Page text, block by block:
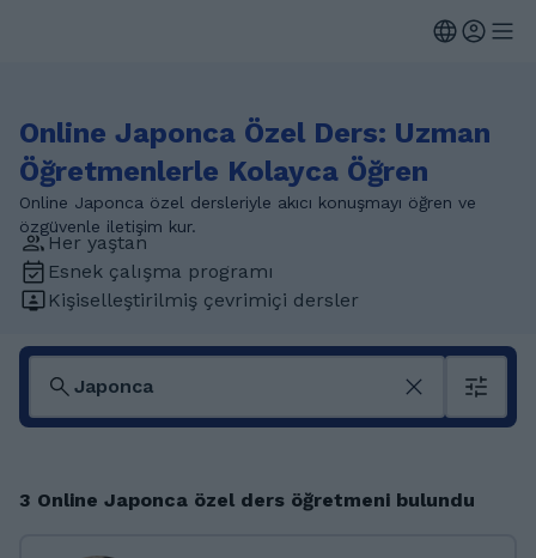
Online Japonca Özel Ders: Uzman
Öğretmenlerle Kolayca Öğren
Online Japonca özel dersleriyle akıcı konuşmayı öğren ve
özgüvenle iletişim kur.
Her yaştan
Esnek çalışma programı
Kişiselleştirilmiş çevrimiçi dersler
3 Online Japonca özel ders öğretmeni bulundu